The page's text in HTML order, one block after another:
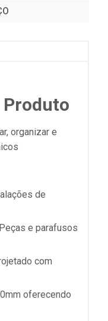
organizar e
de
e parafusos
com
oferecendo